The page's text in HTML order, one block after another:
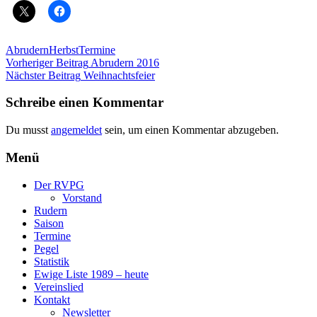
AbrudernHerbstTermine
Beitragsnavigation
Vorheriger Beitrag Abrudern 2016
Nächster Beitrag Weihnachtsfeier
Schreibe einen Kommentar
Du musst angemeldet sein, um einen Kommentar abzugeben.
Menü
Der RVPG
Vorstand
Rudern
Saison
Termine
Pegel
Statistik
Ewige Liste 1989 – heute
Vereinslied
Kontakt
Newsletter